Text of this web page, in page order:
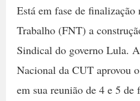
Está em fase de
Trabalho (FNT) a
Sindical do governo Lula.
Nacional da CUT aprovou
em sua reunião de 4 e 5 de